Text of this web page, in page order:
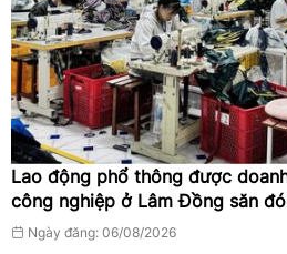
Lao động phổ thông được
công nghiệp ở Lâm Đồng săn
Ngày đăng: 06/08/2026